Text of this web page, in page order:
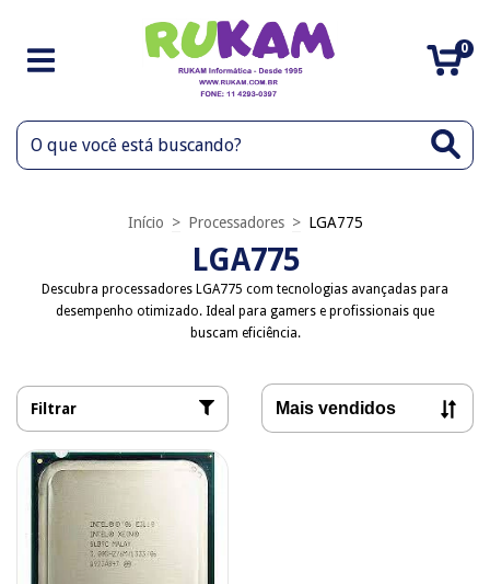
0
Início > Processadores > LGA775
LGA775
Descubra processadores LGA775 com tecnologias avançadas para
desempenho otimizado. Ideal para gamers e profissionais que
buscam eficiência.
Filtrar